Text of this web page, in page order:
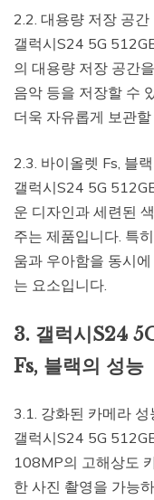
2.2. 대용량 저장 공간
갤럭시S24 5G
의 대용량 저장 공간
음악 등을 저장할 수
더욱 자유롭게 보관
2.3. 바이올렛 Fs, 블
갤럭시S24 5G
운 디자인과 세련된
주는 제품입니다. 특
움과 우아함을 동시
는 요소입니다.
3. 갤럭시S24
Fs, 블랙의 성능
3.1. 강화된 카메라 성
갤럭시S24 5G
108MP의 고해상도
한 사진 촬영을 가능